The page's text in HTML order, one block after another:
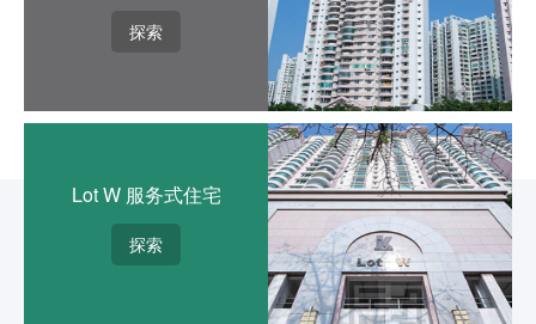
探索
Lot W 服务式住宅
探索